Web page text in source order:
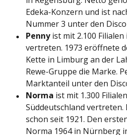
Edeka-Konzern und ist
Nummer 3 unter den
Pennyist mit 2.100 Filialen
vertreten. 1973 eröffnete
Kette in Limburg an der
Rewe-Gruppe die Marke.
Marktanteil unter den
Norma ist mit 1.300
Süddeutschland vertreten.
schon seit 1921. Den
Norma 1964 in Nürnberg